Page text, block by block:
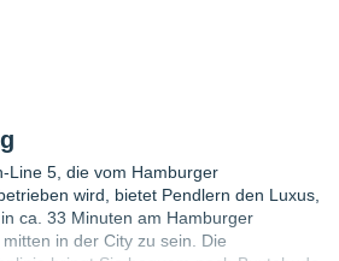
und Holzoptik
Line 5, die vom Hamburger
wird, bietet Pendlern den Luxus,
ca. 33 Minuten am Hamburger
in der City zu sein. Die